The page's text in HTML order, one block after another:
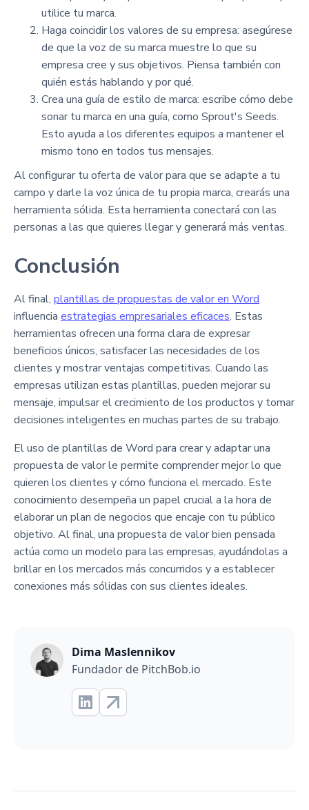
utilice tu marca.
Haga coincidir los valores de su empresa: asegúrese
de que la voz de su marca muestre lo que su
empresa cree y sus objetivos. Piensa también con
quién estás hablando y por qué.
Crea una guía de estilo de marca: escribe cómo debe
sonar tu marca en una guía, como Sprout's Seeds.
Esto ayuda a los diferentes equipos a mantener el
mismo tono en todos tus mensajes.
Al configurar tu oferta de valor para que se adapte a tu
campo y darle la voz única de tu propia marca, crearás una
herramienta sólida. Esta herramienta conectará con las
personas a las que quieres llegar y generará más ventas.
Conclusión
Al final, plantillas de propuestas de valor en Word
influencia estrategias empresariales eficaces. Estas
herramientas ofrecen una forma clara de expresar
beneficios únicos, satisfacer las necesidades de los
clientes y mostrar ventajas competitivas. Cuando las
empresas utilizan estas plantillas, pueden mejorar su
mensaje, impulsar el crecimiento de los productos y tomar
decisiones inteligentes en muchas partes de su trabajo.
El uso de plantillas de Word para crear y adaptar una
propuesta de valor le permite comprender mejor lo que
quieren los clientes y cómo funciona el mercado. Este
conocimiento desempeña un papel crucial a la hora de
elaborar un plan de negocios que encaje con tu público
objetivo. Al final, una propuesta de valor bien pensada
actúa como un modelo para las empresas, ayudándolas a
brillar en los mercados más concurridos y a establecer
conexiones más sólidas con sus clientes ideales.
Dima Maslennikov
Fundador de PitchBob.io